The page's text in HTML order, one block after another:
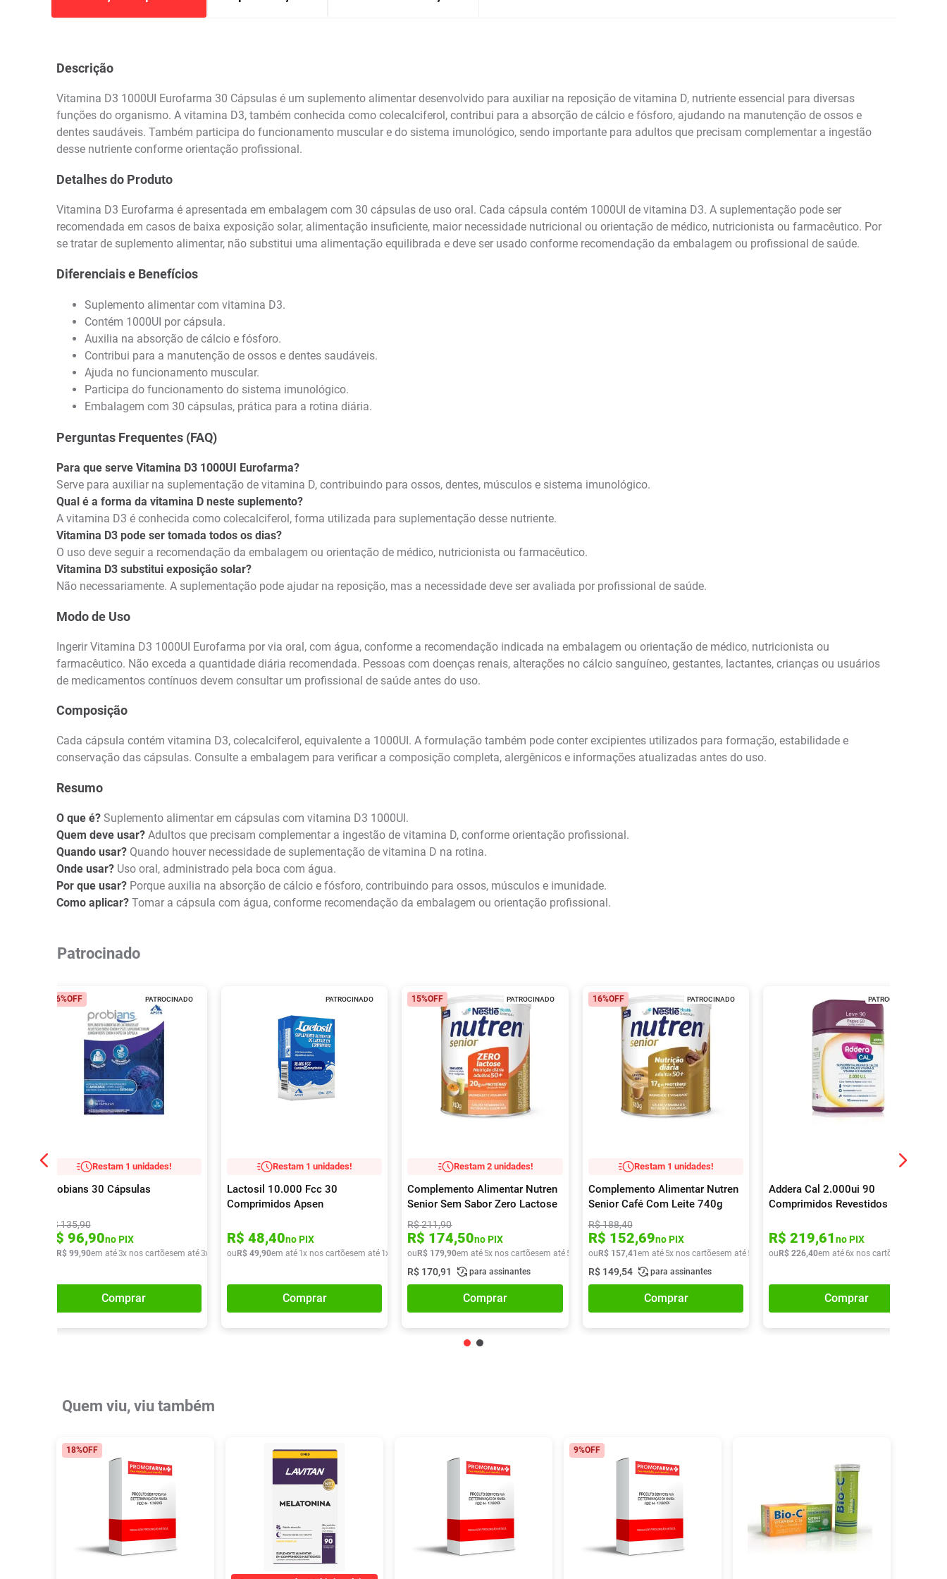
Descrição
Vitamina D3 1000UI Eurofarma 30 Cápsulas é um suplemento alimentar desenvolvido para auxiliar na reposição de vitamina D, nutriente essencial para diversas
funções do organismo. A vitamina D3, também conhecida como colecalciferol, contribui para a absorção de cálcio e fósforo, ajudando na manutenção de ossos e
dentes saudáveis. Também participa do funcionamento muscular e do sistema imunológico, sendo importante para adultos que precisam complementar a ingestão
desse nutriente conforme orientação profissional.
Detalhes do Produto
Vitamina D3 Eurofarma é apresentada em embalagem com 30 cápsulas de uso oral. Cada cápsula contém 1000UI de vitamina D3. A suplementação pode ser
recomendada em casos de baixa exposição solar, alimentação insuficiente, maior necessidade nutricional ou orientação de médico, nutricionista ou farmacêutico. Por
se tratar de suplemento alimentar, não substitui uma alimentação equilibrada e deve ser usado conforme recomendação da embalagem ou profissional de saúde.
Diferenciais e Benefícios
Suplemento alimentar com vitamina D3.
Contém 1000UI por cápsula.
Auxilia na absorção de cálcio e fósforo.
Contribui para a manutenção de ossos e dentes saudáveis.
Ajuda no funcionamento muscular.
Participa do funcionamento do sistema imunológico.
Embalagem com 30 cápsulas, prática para a rotina diária.
Perguntas Frequentes (FAQ)
Para que serve Vitamina D3 1000UI Eurofarma?
Serve para auxiliar na suplementação de vitamina D, contribuindo para ossos, dentes, músculos e sistema imunológico.
Qual é a forma da vitamina D neste suplemento?
A vitamina D3 é conhecida como colecalciferol, forma utilizada para suplementação desse nutriente.
Vitamina D3 pode ser tomada todos os dias?
O uso deve seguir a recomendação da embalagem ou orientação de médico, nutricionista ou farmacêutico.
Vitamina D3 substitui exposição solar?
Não necessariamente. A suplementação pode ajudar na reposição, mas a necessidade deve ser avaliada por profissional de saúde.
Modo de Uso
Ingerir Vitamina D3 1000UI Eurofarma por via oral, com água, conforme a recomendação indicada na embalagem ou orientação de médico, nutricionista ou
farmacêutico. Não exceda a quantidade diária recomendada. Pessoas com doenças renais, alterações no cálcio sanguíneo, gestantes, lactantes, crianças ou usuários
de medicamentos contínuos devem consultar um profissional de saúde antes do uso.
Composição
Cada cápsula contém vitamina D3, colecalciferol, equivalente a 1000UI. A formulação também pode conter excipientes utilizados para formação, estabilidade e
conservação das cápsulas. Consulte a embalagem para verificar a composição completa, alergênicos e informações atualizadas antes do uso.
Resumo
O que é? Suplemento alimentar em cápsulas com vitamina D3 1000UI.
Quem deve usar? Adultos que precisam complementar a ingestão de vitamina D, conforme orientação profissional.
Quando usar? Quando houver necessidade de suplementação de vitamina D na rotina.
Onde usar? Uso oral, administrado pela boca com água.
Por que usar? Porque auxilia na absorção de cálcio e fósforo, contribuindo para ossos, músculos e imunidade.
Como aplicar? Tomar a cápsula com água, conforme recomendação da embalagem ou orientação profissional.
Patrocinado
PATROCINADO
26%OFF
Restam 1 unidades!
Probians 30 Cápsulas
R$135,90
R$ 96,90no PIX
R$ 99,90em até3x nos cartõesem até3x de R$ 33,30
Comprar
PATROCINADO
Restam 1 unidades!
Lactosil 10.000 Fcc 30
Comprimidos Apsen
R$ 48,40no PIX
ou R$ 49,90em até 1x nos cartõesem até 1x de R$ 49,90
Comprar
PATROCINADO
15%OFF
Restam 2 unidades!
Complemento Alimentar Nutren
Senior Sem Sabor Zero Lactose
740g
R$211,90
R$ 174,50no PIX
ou R$ 179,90em até 5x nos cartõesem até 5 R$ 35 ,98
R$ 170,91 para assinantes
Comprar
PATROCINADO
16%OFF
Restam 1 unidades!
Complemento Alimentar Nutren
Senior Café Com Leite 740g
R$188,40
R$ 152,69no PIX
ou R$ 157,41 em até 5x nos cartõesem até 5 R$ 31 ,48
R$ 149,54 para assinantes
Comprar
PATROCINADO
Addera Cal 2.000ui 90
Comprimidos Revestidos
R$ 219,61no PIX
ou R$ 226,40em até6x nos cartões
Comprar
Quem viu, viu também
18%OFF 9%OFF